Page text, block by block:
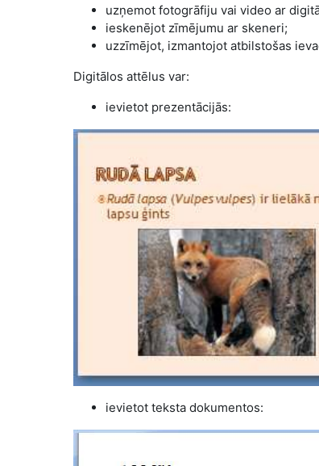
uzņemot fotogrāfiju vai video ar
ieskenējot zīmējumu ar skeneri;
uzzīmējot, izmantojot atbilstošas
Digitālos attēlus var:
ievietot prezentācijās:
ievietot teksta dokumentos: